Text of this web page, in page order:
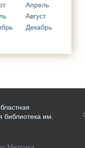
Апрель
Август
Декабрь
библиотека им.